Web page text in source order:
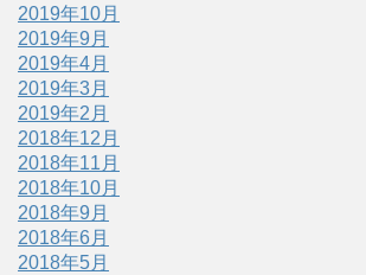
2019年10月
2019年9月
2019年4月
2019年3月
2019年2月
2018年12月
2018年11月
2018年10月
2018年9月
2018年6月
2018年5月